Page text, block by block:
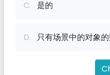
C. 是的
D. 只有场景中的对象